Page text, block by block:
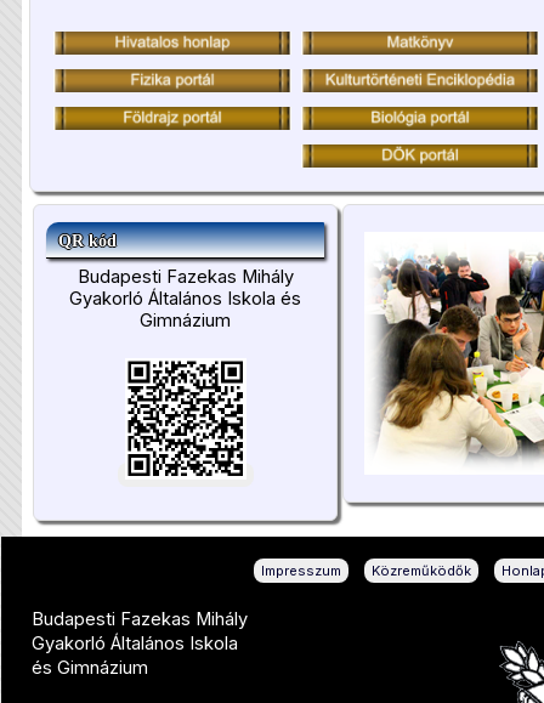
QR kód
Budapesti Fazekas Mihály
Gyakorló Általános Iskola és
Gimnázium
Impresszum Közreműködők
Budapesti Fazekas Mihály
Gyakorló Általános Iskola
és Gimnázium